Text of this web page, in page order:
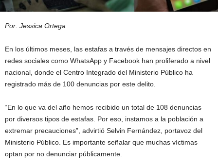
Por: Jessica Ortega
En los últimos meses, las estafas a través de mensajes directos en
redes sociales como WhatsApp y Facebook han proliferado a nivel
nacional, donde el Centro Integrado del Ministerio Público ha
registrado más de 100 denuncias por este delito.
“En lo que va del año hemos recibido un total de 108 denuncias
por diversos tipos de estafas. Por eso, instamos a la población a
extremar precauciones”, advirtió Selvin Fernández, portavoz del
Ministerio Público. Es importante señalar que muchas víctimas
optan por no denunciar públicamente.